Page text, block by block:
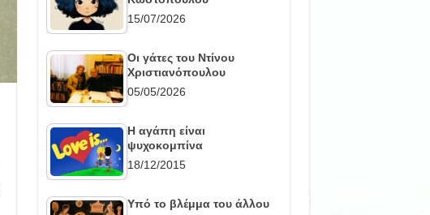
15/07/2026
Οι γάτες του Ντίνου
Χριστιανόπουλου
05/05/2026
Η αγάπη είναι
ψυχοκομπίνα
18/12/2015
Υπό το βλέμμα του άλλου